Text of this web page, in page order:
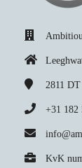
2811 DT
+31 182
KvK